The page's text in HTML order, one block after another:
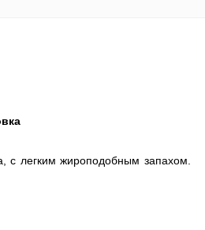
с легким жироподобным запахом.